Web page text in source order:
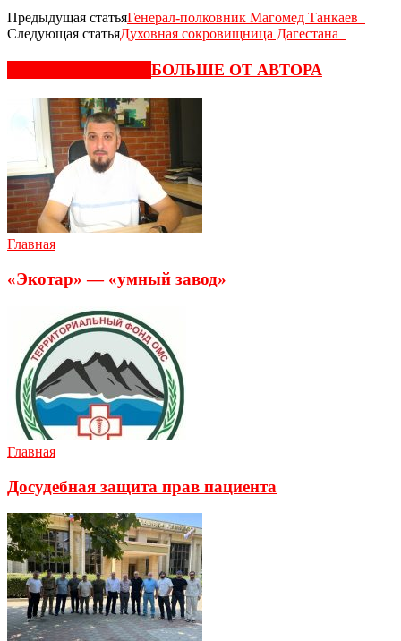
Предыдущая статьяГенерал-полковник Магомед Танкаев
Следующая статьяДуховная сокровищница Дагестана
БОЛЬШЕ ОТ АВТОРА
Главная
«Экотар» — «умный завод»
Главная
Досудебная защита прав пациента